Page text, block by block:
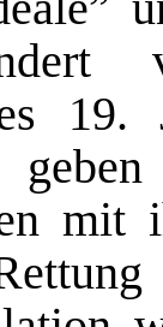
19.
mit